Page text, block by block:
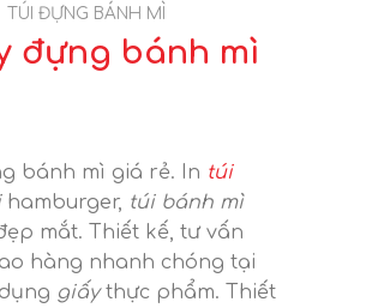
TÚI ĐỰNG BÁNH MÌ
đựng bánh mì
bánh mì giá rẻ. In túi
hamburger, túi bánh mì
mắt. Thiết kế, tư vấn
hàng nhanh chóng tại
giấythực phẩm. Thiết